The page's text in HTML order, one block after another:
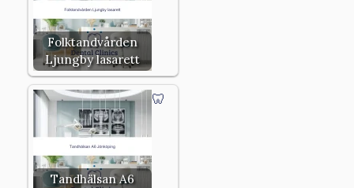
Folktandvården
Ljungby lasarett
Tandhälsan A6